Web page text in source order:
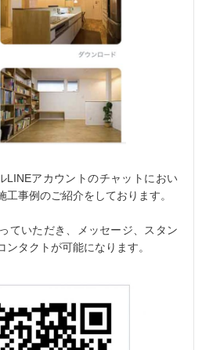
LINEアカウントのチャットにおい
事例のご紹介をしております。
ていただき、メッセージ、スタン
タクトが可能になります。